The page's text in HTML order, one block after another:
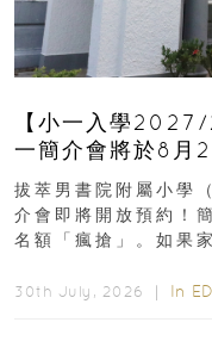
【小一入學
一簡介會將於8月
｜更設有網上重溫
拔萃男書院附屬小學
介會即將開放預約！
名額「瘋搶」。如果
30th July, 2026 ｜ In